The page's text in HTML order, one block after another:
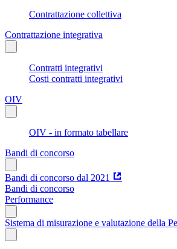
Contrattazione collettiva
Contrattazione integrativa
Contratti integrativi
Costi contratti integrativi
OIV
OIV - in formato tabellare
Bandi di concorso
Bandi di concorso dal 2021
Bandi di concorso
Performance
Sistema di misurazione e valutazione della